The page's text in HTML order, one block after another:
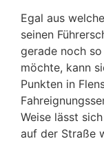
Egal aus
seinen
gerade noch
möchte, kann
Punkten in
Weise lässt
auf der Straße